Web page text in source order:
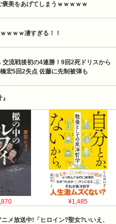
美をあげてしまうｗｗｗｗｗ
ｗｗｗ凄すぎる！！
交流戦後初の4連勝！9回2死ドリスから
宏5回2失点 佐藤に先制被弾も
¥1,485
メ放送中!「ヒロイン?聖女?いいえ、